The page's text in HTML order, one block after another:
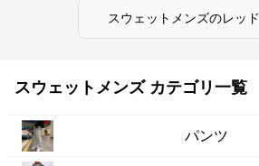
スウェットメンズのレッド
スウェットメンズ カテゴリ一覧
パンツ